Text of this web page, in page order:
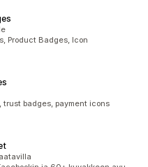
Product Badges, Icon
trust badges, payment icons